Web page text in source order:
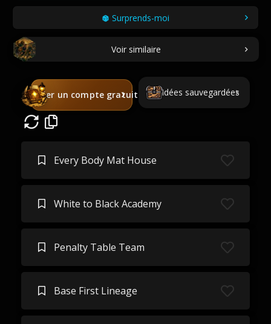
Surprends-moi
Voir similaire
Créer un compte gratuit Idées sauvegardées
Every Body Mat House
White to Black Academy
Penalty Table Team
Base First Lineage